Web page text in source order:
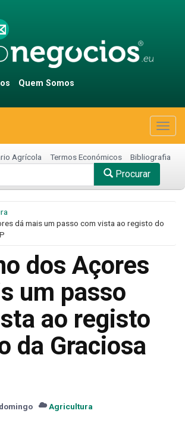
Quem Somos
Agrícola Termos Económicos Bibliografia
Procurar
dá mais um passo com vista ao registo do
dos Açores
um passo
ao registo
da Graciosa
Agricultura